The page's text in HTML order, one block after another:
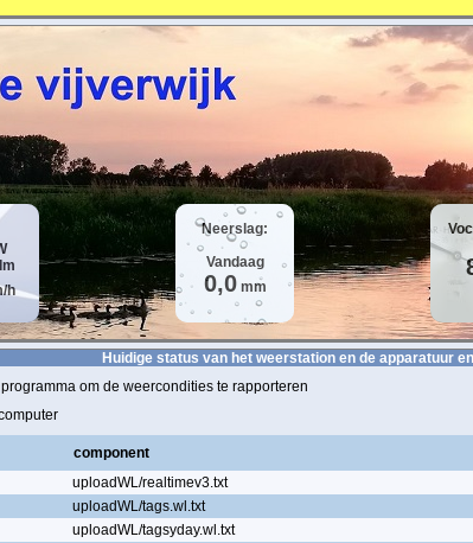
h
Neerslag:
Vandaag
0,0mm
Huidige status van het weerstation en de apparatuur
programma om de weercondities te rapporteren
component
uploadWL/realtimev3.txt
uploadWL/tags.wl.txt
uploadWL/tagsyday.wl.txt